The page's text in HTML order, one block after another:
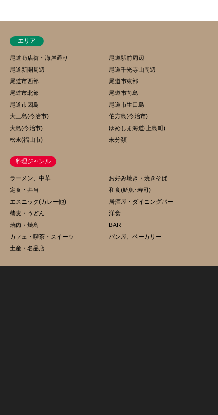
エリア
尾道商店街・海岸通り
尾道駅前周辺
尾道新開周辺
尾道千光寺山周辺
尾道市西部
尾道市東部
尾道市北部
尾道市向島
尾道市因島
尾道市生口島
大三島(今治市)
伯方島(今治市)
大島(今治市)
ゆめしま海道(上島町)
松永(福山市)
未分類
料理ジャンル
ラーメン、中華
お好み焼き・焼きそば
定食・弁当
和食(鮮魚･寿司)
エスニック(カレー他)
居酒屋・ダイニングバー
蕎麦・うどん
洋食
焼肉・焼鳥
BAR
カフェ・喫茶・スイーツ
パン屋、ベーカリー
土産・名品店